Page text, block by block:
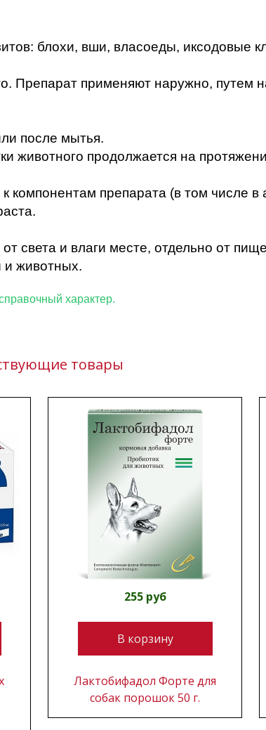
блохи, вши, власоеды, иксодовые
Препарат применяют наружно, путем
после мытья.
животного продолжается на
компонентам препарата (в том числе в
света и влаги месте, отдельно от
и животных.
препарату носит справочный
товары
255 руб
В корзину
Лактобифадол Форте для
собак порошок 50 г.